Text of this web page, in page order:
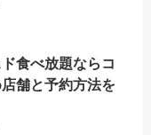
食べ放題ならコ
舗と予約方法を